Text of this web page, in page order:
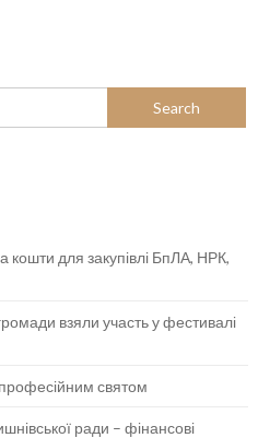
кошти для закупівлі БпЛА, НРК,
взяли участь у фестивалі
святом
ради – фінансові